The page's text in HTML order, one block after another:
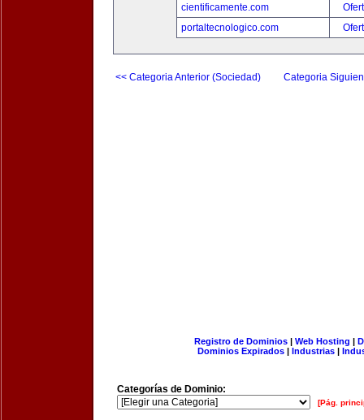
cientificamente.com
portaltecnologico.com
<< Categoria Anterior (Sociedad) Categoria
Registro de Dominios| Web Hosting |
Dominios Expirados | Industrias |
Categorías de Dominio:
[Pág.